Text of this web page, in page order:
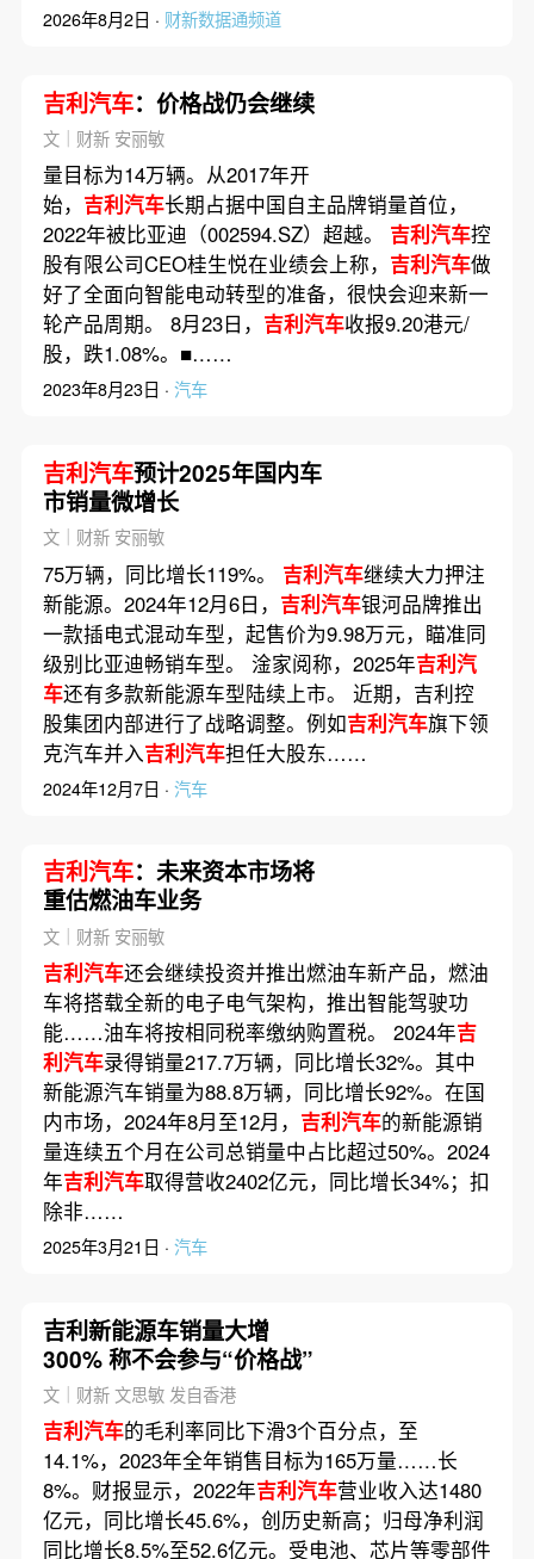
2026年8月2日 · 财新数据通频道
吉利汽车：价格战仍会继续
文｜财新 安丽敏
量目标为14万辆。从2017年开
始， 吉利汽车长期占据中国自主品牌销量首位，
2022年被比亚迪（002594.SZ）超越。 吉利汽车控
股有限公司CEO桂生悦在业绩会上称， 吉利汽车做
好了全面向智能电动转型的准备，很快会迎来新一
轮产品周期。 8月23日， 吉利汽车收报9.20港元/
股，跌1.08%。■……
2023年8月23日 · 汽车
吉利汽车预计2025年国内车
市销量微增长
文｜财新 安丽敏
75万辆，同比增长119%。 吉利汽车继续大力押注
新能源。2024年12月6日， 吉利汽车银河品牌推出
一款插电式混动车型，起售价为9.98万元，瞄准同
级别比亚迪畅销车型。 淦家阅称，2025年吉利汽
车还有多款新能源车型陆续上市。 近期，吉利控
股集团内部进行了战略调整。例如吉利汽车旗下领
克汽车并入吉利汽车担任大股东……
2024年12月7日 · 汽车
吉利汽车：未来资本市场将
重估燃油车业务
文｜财新 安丽敏
吉利汽车还会继续投资并推出燃油车新产品，燃油
车将搭载全新的电子电气架构，推出智能驾驶功
能……油车将按相同税率缴纳购置税。 2024年吉
利汽车录得销量217.7万辆，同比增长32%。其中
新能源汽车销量为88.8万辆，同比增长92%。在国
内市场，2024年8月至12月， 吉利汽车的新能源销
量连续五个月在公司总销量中占比超过50%。2024
年吉利汽车取得营收2402亿元，同比增长34%；扣
除非……
2025年3月21日 · 汽车
吉利新能源车销量大增
300% 称不会参与“价格战”
文｜财新 文思敏 发自香港
吉利汽车的毛利率同比下滑3个百分点，至
14.1%，2023年全年销售目标为165万量……长
8%。财报显示，2022年吉利汽车营业收入达1480
亿元，同比增长45.6%，创历史新高；归母净利润
同比增长8.5%至52.6亿元。受电池、芯片等零部件